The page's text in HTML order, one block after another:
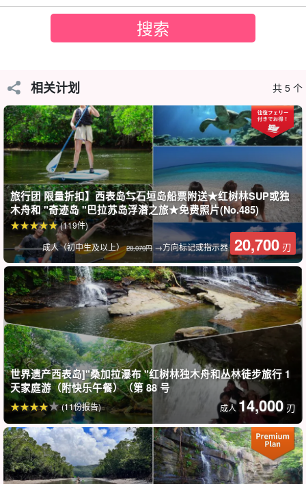
您可以选择近年来风靡全球的热门活动 SUP 和来冲绳不可错过的经
典活动独木舟。
游览中使用的冲浪板和独木舟非常稳定，初学者也能轻松体验！
前往西表岛尚未开发的地区☆。
在导游的带领下，游览 "瀑布 "这个千疮百孔的景点。
水之池瀑布位于船月（Funauki）地区，该地区尚未开发，只能从白
相关计划 共 5 个
旅行团 限量折扣】西表岛⇆石垣岛船票附送★红树林SUP或独
木舟和 "奇迹岛 "巴拉苏岛浮潜之旅★免费照片(No.485)
成人（初中生及以上）28,070円 →方向标记或指示器 20,700 刃
(119件)
世界遗产西表岛]"桑加拉瀑布 "红树林独木舟和丛林徒步旅行 1
天家庭游（附快乐午餐）（第 88 号
成人14,000 刃
(11份报告)